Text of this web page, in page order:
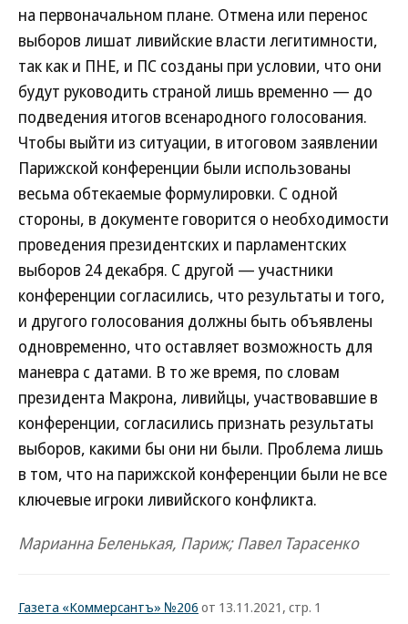
на первоначальном плане. Отмена или перенос
выборов лишат ливийские власти легитимности,
так как и ПНЕ, и ПС созданы при условии, что они
будут руководить страной лишь временно — до
подведения итогов всенародного голосования.
Чтобы выйти из ситуации, в итоговом заявлении
Парижской конференции были использованы
весьма обтекаемые формулировки. С одной
стороны, в документе говорится о необходимости
проведения президентских и парламентских
выборов 24 декабря. С другой — участники
конференции согласились, что результаты и того,
и другого голосования должны быть объявлены
одновременно, что оставляет возможность для
маневра с датами. В то же время, по словам
президента Макрона, ливийцы, участвовавшие в
конференции, согласились признать результаты
выборов, какими бы они ни были. Проблема лишь
в том, что на парижской конференции были не все
ключевые игроки ливийского конфликта.
Марианна Беленькая, Париж; Павел Тарасенко
Газета «Коммерсантъ» №206 от 13.11.2021, стр. 1